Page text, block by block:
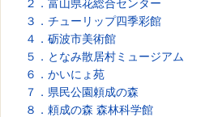
２．富山県花総合センター
３．チューリップ四季彩館
４．砺波市美術館
５．となみ散居村ミュージアム
６．かいにょ苑
７．県民公園頼成の森
８．頼成の森 森林科学館